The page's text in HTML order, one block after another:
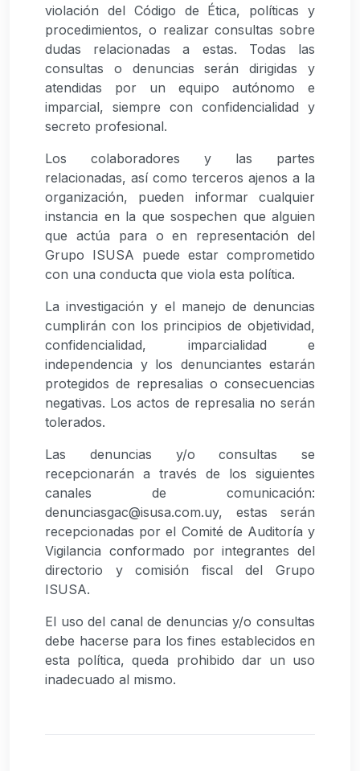
violación del Código de Ética, políticas y
procedimientos, o realizar consultas sobre
dudas relacionadas a estas. Todas las
consultas o denuncias serán dirigidas y
atendidas por un equipo autónomo e
imparcial, siempre con confidencialidad y
secreto profesional.
Los colaboradores y las partes
relacionadas, así como terceros ajenos a la
organización, pueden informar cualquier
instancia en la que sospechen que alguien
que actúa para o en representación del
Grupo ISUSA puede estar comprometido
con una conducta que viola esta política.
La investigación y el manejo de denuncias
cumplirán con los principios de objetividad,
confidencialidad, imparcialidad e
independencia y los denunciantes estarán
protegidos de represalias o consecuencias
negativas. Los actos de represalia no serán
tolerados.
Las denuncias y/o consultas se
recepcionarán a través de los siguientes
canales de comunicación:
denunciasgac@isusa.com.uy, estas serán
recepcionadas por el Comité de Auditoría y
Vigilancia conformado por integrantes del
directorio y comisión fiscal del Grupo
ISUSA.
El uso del canal de denuncias y/o consultas
debe hacerse para los fines establecidos en
esta política, queda prohibido dar un uso
inadecuado al mismo.